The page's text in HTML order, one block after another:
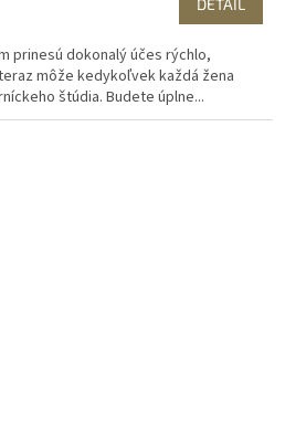
prinesú dokonalý účes rýchlo,
môže kedykoľvek každá žena
štúdia. Budete úplne...